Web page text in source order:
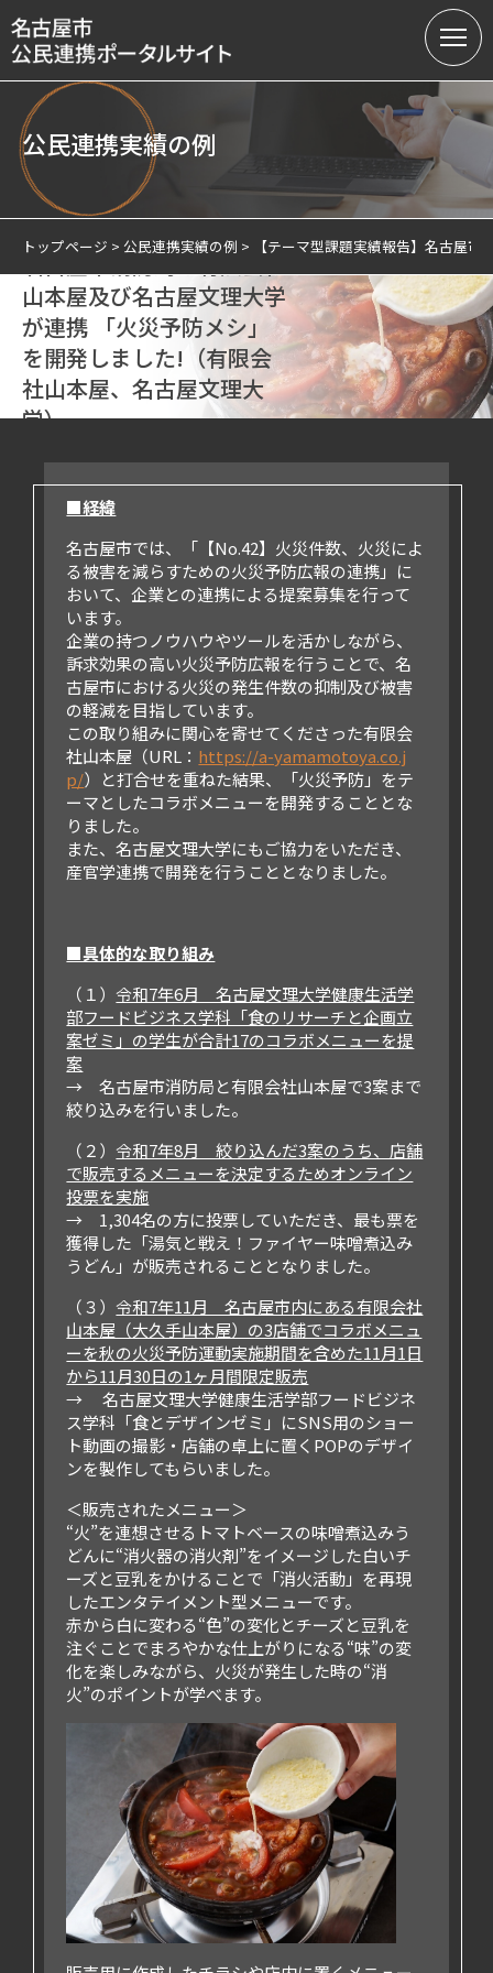
名古屋市の公民連携
提案募集中の課題（テーマ型）
提案受付（テーマ型・フリー型）
連携実績
会員制度
サテライトオフィスについて
公民連携実績の例
トップページ 公民連携実績の例 【テーマ型課題実績報告】名古屋
【テーマ型課題実績報告】
山本屋及び名古屋文理大学
が連携 「火災予防メシ」
を開発しました!（有限会
社山本屋、名古屋文理大
学）
■経緯
名古屋市では、「【No.42】火災件数、火災によ
る被害を減らすための火災予防広報の連携」に
おいて、企業との連携による提案募集を行って
います。
企業の持つノウハウやツールを活かしながら、
訴求効果の高い火災予防広報を行うことで、名
古屋市における火災の発生件数の抑制及び被害
の軽減を目指しています。
この取り組みに関心を寄せてくださった有限会
社山本屋（URL： https://a-yamamotoya.co.j
p/）と打合せを重ねた結果、「火災予防」をテ
ーマとしたコラボメニューを開発することとな
りました。
また、名古屋文理大学にもご協力をいただき、
産官学連携で開発を行うこととなりました。
■具体的な取り組み
（１）令和7年6月 名古屋文理大学健康生活学
部フードビジネス学科「食のリサーチと企画立
案ゼミ」の学生が合計17のコラボメニューを提
案
→ 名古屋市消防局と有限会社山本屋で3案まで
絞り込みを行いました。
（２）令和7年8月 絞り込んだ3案のうち、店舗
で販売するメニューを決定するためオンライン
投票を実施
→ 1,304名の方に投票していただき、最も票を
獲得した「湯気と戦え！ファイヤー味噌煮込み
うどん」が販売されることとなりました。
（３）令和7年11月 名古屋市内にある有限会社
山本屋（大久手山本屋）の3店舗でコラボメニュ
ーを秋の火災予防運動実施期間を含めた11月1日
から11月30日の1ヶ月間限定販売
→ 名古屋文理大学健康生活学部フードビジネ
ス学科「食とデザインゼミ」にSNS用のショー
ト動画の撮影・店舗の卓上に置くPOPのデザイ
ンを製作してもらいました。
＜販売されたメニュー＞
“火”を連想させるトマトベースの味噌煮込みう
どんに“消火器の消火剤”をイメージした白いチ
ーズと豆乳をかけることで「消火活動」を再現
したエンタテイメント型メニューです。
赤から白に変わる“色”の変化とチーズと豆乳を
注ぐことでまろやかな仕上がりになる“味”の変
化を楽しみながら、火災が発生した時の“消
火”のポイントが学べます。